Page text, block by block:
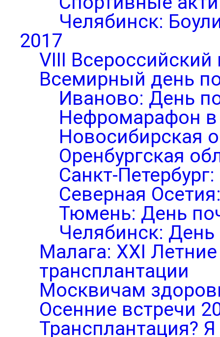
Челябинск:
2017
VIII Всероссийский
Всемирный день
Иваново: День
Нефромарафон
Новосибирская
Оренбургская
Санкт-
Северная
Тюмень: День
Челябинск: День
Малага: XXI
трансплантации
Москвичам
Осенние встречи
Трансплантация?